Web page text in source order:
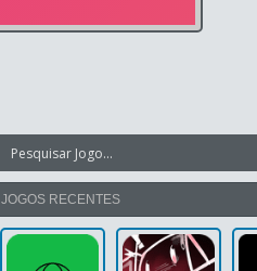
JOGOS RECENTES